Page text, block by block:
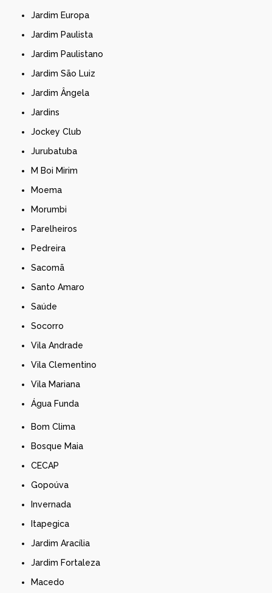
Jardim Europa
Jardim Paulista
Jardim Paulistano
Jardim São Luiz
Jardim Ângela
Jardins
Jockey Club
Jurubatuba
M Boi Mirim
Moema
Morumbi
Parelheiros
Pedreira
Sacomã
Santo Amaro
Saúde
Socorro
Vila Andrade
Vila Clementino
Vila Mariana
Água Funda
Bom Clima
Bosque Maia
CECAP
Gopoúva
Invernada
Itapegica
Jardim Aracília
Jardim Fortaleza
Macedo